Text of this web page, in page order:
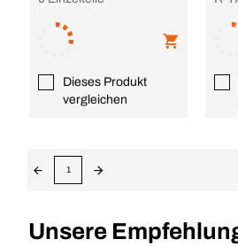
Dieses Produkt
vergleichen
1
Unsere